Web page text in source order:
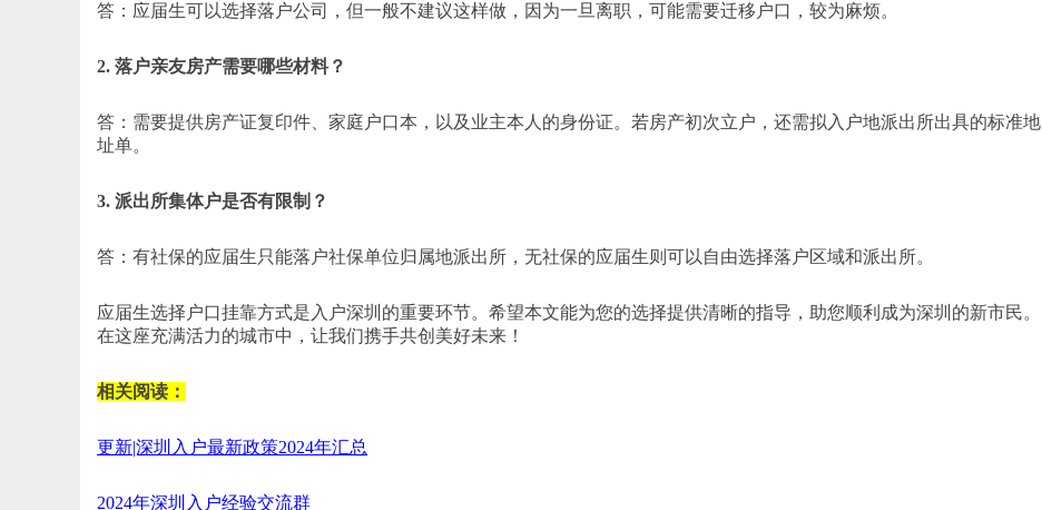
答：应届生可以选择落户公司，但一般不建议这样做，因为一旦离职，可能需要迁移户口，较为麻烦。
2. 落户亲友房产需要哪些材料？
答：需要提供房产证复印件、家庭户口本，以及业主本人的身份证。若房产初次立户，还需拟入户地派出所出具的标准地
址单。
3. 派出所集体户是否有限制？
答：有社保的应届生只能落户社保单位归属地派出所，无社保的应届生则可以自由选择落户区域和派出所。
应届生选择户口挂靠方式是入户深圳的重要环节。希望本文能为您的选择提供清晰的指导，助您顺利成为深圳的新市民。
在这座充满活力的城市中，让我们携手共创美好未来！
相关阅读：
更新|深圳入户最新政策2024年汇总
2024年深圳入户经验交流群